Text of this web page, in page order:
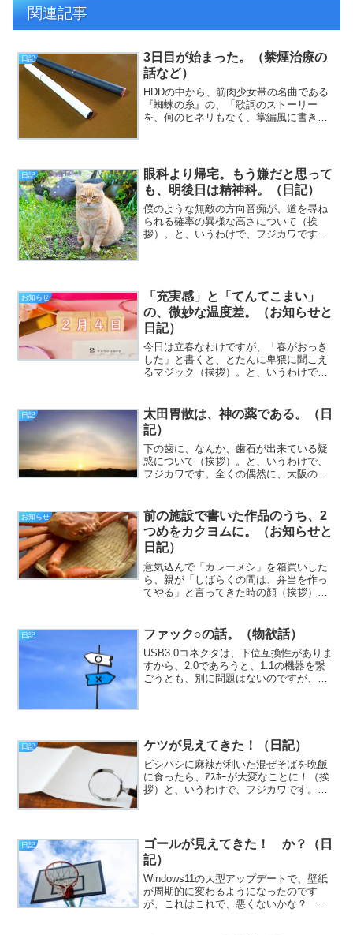
関連記事
日記
3日目が始まった。（禁煙治療の
話など）
HDDの中から、筋肉少女帯の名曲である
『蜘蛛の糸』の、「歌詞のストーリー
を、何のヒネリもなく、掌編風に書き起
拶）。と、いうわけで、フ...
日記
眼科より帰宅。もう嫌だと思って
も、明後日は精神科。（日記）
僕のような無敵の方向音痴が、道を尋ね
られる確率の異様な高さについて（挨
拶）。と、いうわけで、フジカワです。
お知らせ
「充実感」と「てんてこまい」
の、微妙な温度差。（お知らせと
日記）
今日は立春なわけですが、「春がおっき
した」と書くと、とたんに卑猥に聞こえ
るマジック（挨拶）。と、いうわけで、
日曜日、皆様いかがお過ごしでしょう
か。今日のエントリは、「...
日記
太田胃散は、神の薬である。（日
記）
下の歯に、なんか、歯石が出来ている疑
惑について（挨拶）。と、いうわけで、
フジカワです。全くの偶然に、大阪の堺
過ごしでしょうか。今日のエントリは、
「太田胃散は神！ あと原...
お知らせ
前の施設で書いた作品のうち、2
つめをカクヨムに。（お知らせと
日記）
意気込んで「カレーメシ」を箱買いした
ら、親が「しばらくの間は、弁当を作っ
てやる」と言ってきた時の顔（挨拶）。
すかどうか地味に迷う土曜日、皆様いか
がお過ごしでしょうか。今...
日記 ファック○の話。（物欲話）
USB3.0コネクタは、下位互換性がありま
すから、2.0であろうと、1.1の機器を繋
ごうとも、別に問題はないのですが、な
日記 ケツが見えてきた！（日記）
ビシバシに麻辣が利いた混ぜそばを晩飯
に食ったら、ｱｽﾎｰが大変なことに！（挨
拶）と、いうわけで、フジカワです。そ
日のエントリは、「ケツ...
日記
ゴールが見えてきた！ か？（日
記）
Windows11の大型アップデートで、壁紙
が周期的に変わるようになったのです
が、これはこれで、悪くないかな？ と